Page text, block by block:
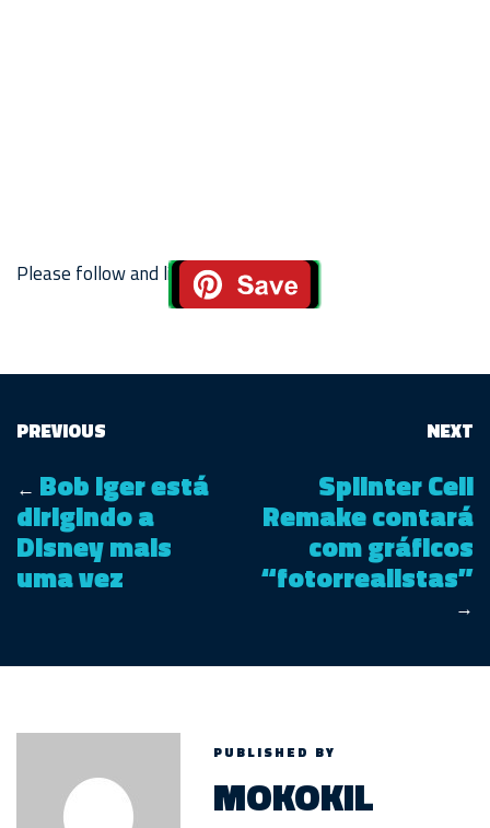
Please follow and like us:
PREVIOUS
← Bob Iger está
dirigindo a
Disney mais
uma vez
NEXT
Splinter Cell
Remake contará
com gráficos
“fotorrealistas”
→
PUBLISHED BY
MOKOKIL